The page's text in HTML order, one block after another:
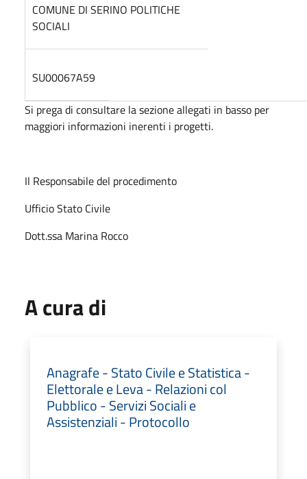
COMUNE DI SERINO POLITICHE
SOCIALI
SU00067A59
Si prega di consultare la sezione allegati in basso per
maggiori informazioni inerenti i progetti.
Il Responsabile del procedimento
Ufficio Stato Civile
Dott.ssa Marina Rocco
A cura di
Anagrafe - Stato Civile e Statistica -
Elettorale e Leva - Relazioni col
Pubblico - Servizi Sociali e
Assistenziali - Protocollo